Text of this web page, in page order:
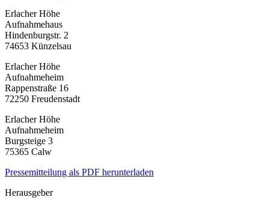
Erlacher Höhe
Aufnahmehaus
Hindenburgstr. 2
74653 Künzelsau
Erlacher Höhe
Aufnahmeheim
Rappenstraße 16
72250 Freudenstadt
Erlacher Höhe
Aufnahmeheim
Burgsteige 3
75365 Calw
Pressemitteilung als PDF herunterladen
Herausgeber